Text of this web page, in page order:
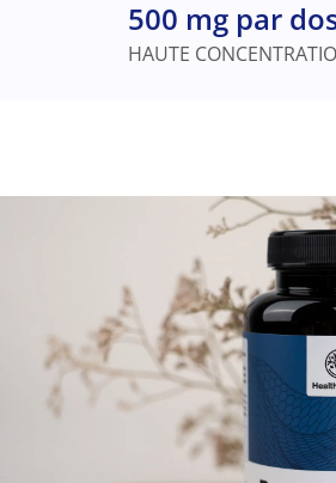
500 mg par
HAUTE